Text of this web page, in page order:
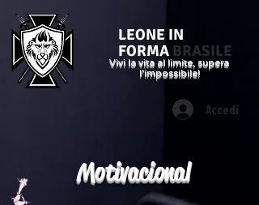
LEONE IN
FORMA BRASILE
Vivi la vita al limite, supera
l'impossibile!
Accedi
Motivacional